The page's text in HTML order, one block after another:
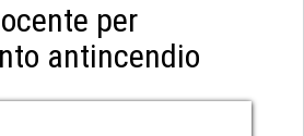
per
antincendio